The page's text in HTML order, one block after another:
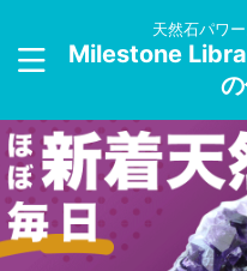
天然石パワ
Milestone